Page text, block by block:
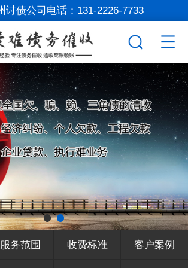
讨债公司电话： 131-2226-7733
服务范围 收费标准 客户案例